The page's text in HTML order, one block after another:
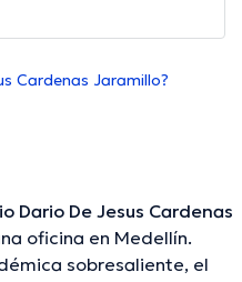
Cardenas Jaramillo?
Dario De Jesus Cardenas
oficina en Medellín.
sobresaliente, el